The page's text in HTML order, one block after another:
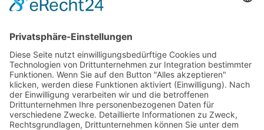
Tekal – Textile Lebensqualität
Exklusive moderne & Orientteppiche
Feuerwerk XXL
Pyrotechnik online bestellen